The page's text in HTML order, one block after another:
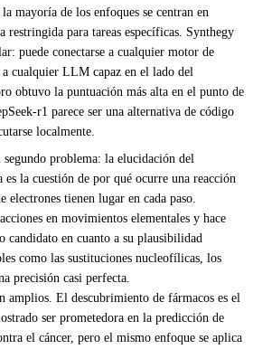
mayoría de los enfoques se centran en
restringida para tareas específicas. Synthegy
puede conectarse a cualquier motor de
cualquier LLM capaz en el lado del
obtuvo la puntuación más alta en el punto de
r1 parece ser una alternativa de código
localmente.
problema: la elucidación del
es la cuestión de por qué ocurre una reacción
tienen lugar en cada paso.
en movimientos elementales y hace
candidato en cuanto a su plausibilidad
como las sustituciones nucleofílicas, los
precisión casi perfecta.
amplios. El descubrimiento de fármacos es el
ser prometedora en la predicción de
el cáncer, pero el mismo enfoque se aplica